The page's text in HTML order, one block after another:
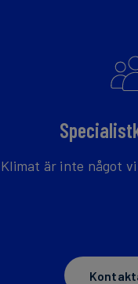
Klimat är inte något